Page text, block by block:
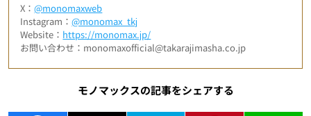
X：@monomaxweb
Instagram：@monomax_tkj
Website： https://monomax.jp/
お問い合わせ：monomaxofficial@takarajimasha.co.jp
モノマックスの記事をシェアする